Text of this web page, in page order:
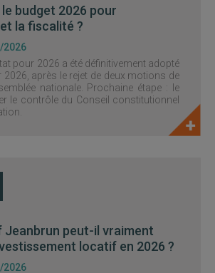
budget 2026 pour
et la fiscalité ?
2026
pour 2026 a été définitivement adopté
2026, après le rejet de deux motions de
nationale. Prochaine étape : le
le contrôle du Conseil constitutionnel
Jeanbrun peut-il vraiment
locatif en 2026 ?
2026